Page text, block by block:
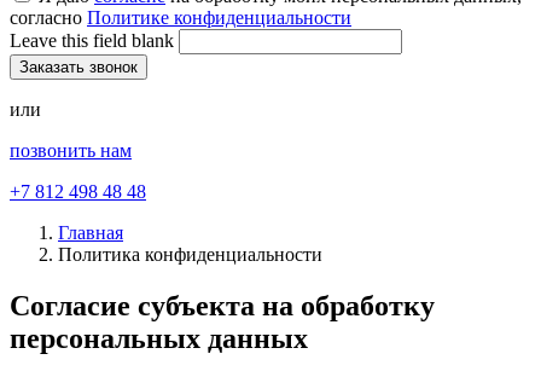
согласно Политике конфиденциальности
Leave this field blank
или
позвонить нам
+7 812 498 48 48
Главная
Политика конфиденциальности
Согласие субъекта на обработку
персональных данных